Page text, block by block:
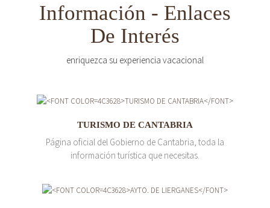
Información - Enlaces
De Interés
enriquezca su experiencia vacacional
TURISMO DE CANTABRIA
Página oficial del Gobierno de Cantabria, toda la
información turística que necesitas.